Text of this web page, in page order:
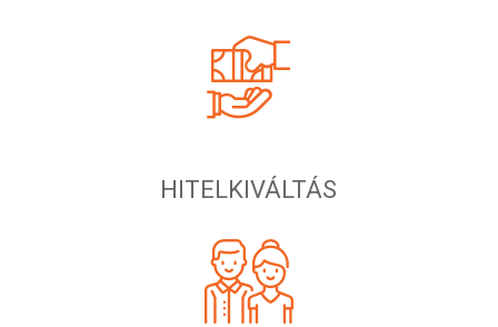
HITELKIVÁLTÁS